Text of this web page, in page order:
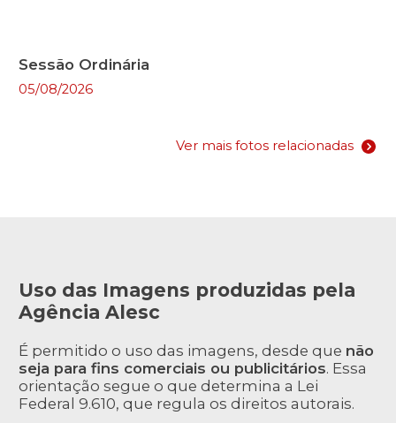
Sessão Ordinária
05/08/2026
Ver mais fotos relacionadas
Uso das Imagens produzidas pela
Agência Alesc
É permitido o uso das imagens, desde que não
seja para fins comerciais ou publicitários. Essa
orientação segue o que determina a Lei
Federal 9.610, que regula os direitos autorais.